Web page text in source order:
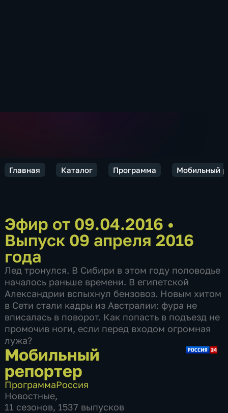
Главная Каталог Программа Мобильный
Эфир от 09.04.2016 •
Выпуск 09 апреля 2016
года
Лед тронулся. В Сибири в этом году половодье
началось раньше времени. В египетской
Александрии вспыхнул бензовоз. Новым хитом
в Сети стали кадры из Австралии: фура не
вписалась в поворот. Как попасть в подъезд не
промочив ноги, если перед входом огромная
лужа?
Мобильный
репортер
ПрограммаРоссия
Новостные,
11 сезонов, 1537 выпусков